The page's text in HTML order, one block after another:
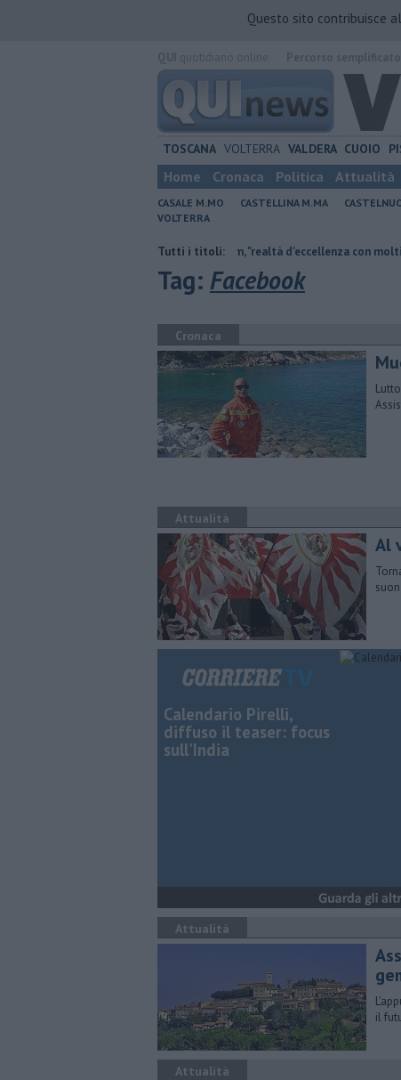
Questo sito contribuisce
TOSCANA VOLTERRA VALDERA CUOIO
Home Cronaca Politica Attualità
CASALE M.MO CASTELLINA M.MA
VOLTERRA
Tutti i titoli:
Crm, "realtà d'eccellenza con molti servizi e 46
Tag: Facebook
Cronaca
Attualità
Al
Calendario Pirelli,
diffuso il teaser: focus
sull'India
Attualità
il
Attualità